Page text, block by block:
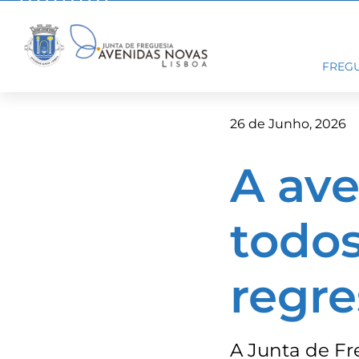
content
26 de Junho, 2026
A
A Junta de